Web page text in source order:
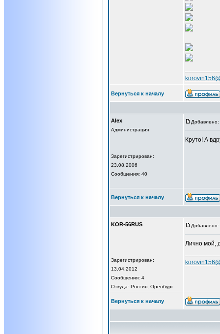
Вернуться к началу
Alex
Администрация
Зарегистрирован:
23.08.2006
Сообщения: 40
Круто! А
Вернуться к началу
KOR-56RUS
Зарегистрирован:
13.04.2012
Сообщения: 4
Откуда: Россия, Оренбург
Лично мой,
Вернуться к началу